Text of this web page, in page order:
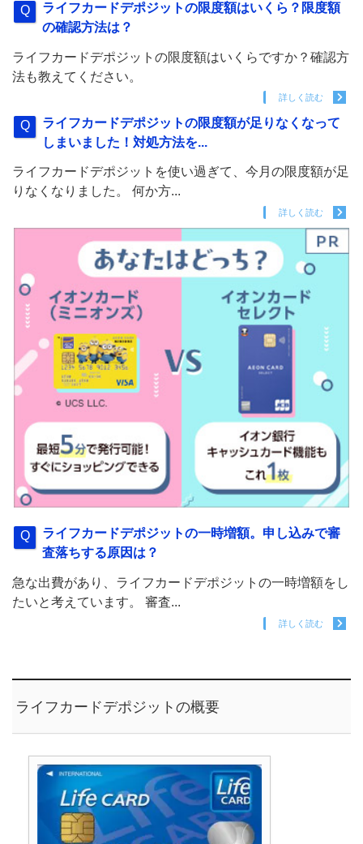
ライフカードデポジットの限度額はいくら？限度額
の確認方法は？
ライフカードデポジットの限度額はいくらですか？確認方
法も教えてください。
詳しく読む
ライフカードデポジットの限度額が足りなくなって
しまいました！対処方法を...
ライフカードデポジットを使い過ぎて、今月の限度額が足
りなくなりました。 何か方...
詳しく読む
ライフカードデポジットの一時増額。申し込みで審
査落ちする原因は？
急な出費があり、ライフカードデポジットの一時増額をし
たいと考えています。 審査...
詳しく読む
ライフカードデポジットの概要